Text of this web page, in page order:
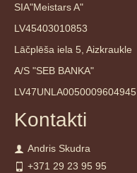
SIA"Meistars A"
LV45403010853
Lāčplēša iela 5, Aizkraukle
A/S "SEB BANKA"
LV47UNLA0050009604945
Kontakti
Andris Skudra
+371 29 23 95 95